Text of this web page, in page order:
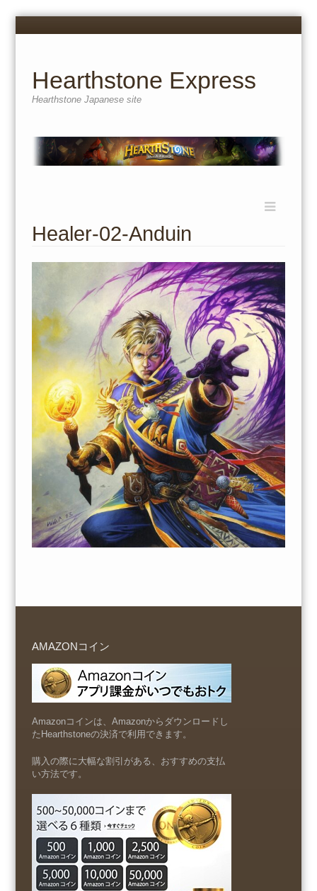
Menu
Hearthstone Express
Hearthstone Japanese site
content
Healer-02-Anduin
AMAZONコイン
Amazonコインは、Amazonからダウンロードし
たHearthstoneの決済で利用できます。
購入の際に大幅な割引がある、おすすめの支払
い方法です。